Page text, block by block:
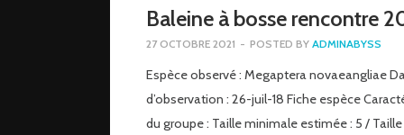
Baleine à bosse rencontre
27 OCTOBRE 2021 - POSTED BY ADMINABYSS
Espèce observé : Megaptera novaeangliae
d’observation : 26-juil-18 Fiche espèce
du groupe : Taille minimale estimée : 5 /